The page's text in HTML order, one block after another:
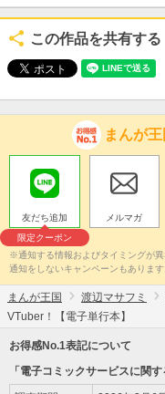
この作品を共有する
まんが
友だち追加
限定クーポン
メルマガ
※通知する情報およびタイミングが
通知をしないキャンペーンもあります
まんが王国 渡辺マサフミ
VTuber！【電子単行本】
お得感No.1表記について
「電子コミックサービスに関す